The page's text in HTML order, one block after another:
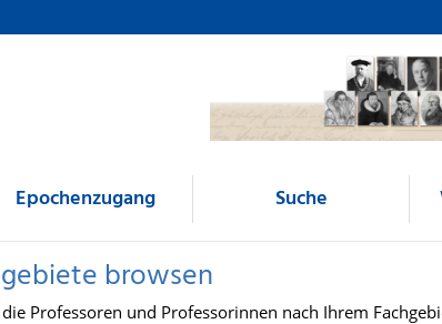
Epochenzugang Suche
browsen
Professoren und Professorinnen nach Ihrem